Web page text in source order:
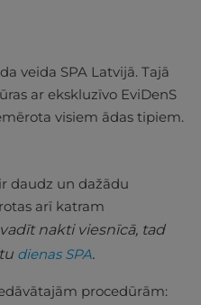
veida SPA Latvijā. Tajā
ar ekskluzīvo EviDenS
visiem ādas tipiem.
daudz un dažādu
arī katram
nakti viesnīcā, tad
dienas SPA.
procedūrām: